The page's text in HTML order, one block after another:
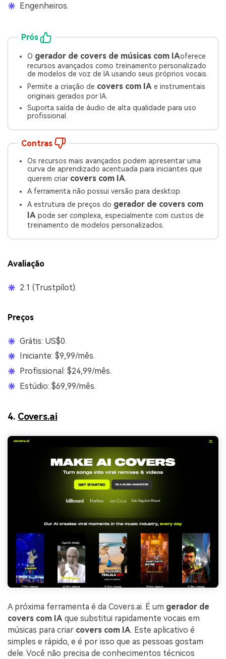
Engenheiros.
Prós
O gerador de covers de músicas com IAoferece
recursos avançados como treinamento personalizado
de modelos de voz de IA usando seus próprios vocais.
Permite a criação de covers com IA e instrumentais
originais gerados por IA.
Suporta saída de áudio de alta qualidade para uso
profissional.
Contras
Os recursos mais avançados podem apresentar uma
curva de aprendizado acentuada para iniciantes que
querem criar covers com IA
A ferramenta não possui versão para desktop.
A estrutura de preços do gerador de covers com
IA pode ser complexa, especialmente com custos de
treinamento de modelos personalizados.
Avaliação
2.1 (Trustpilot).
Preços
Grátis: US$0.
Iniciante: $9,99/mês.
Profissional: $24,99/mês.
Estúdio: $69,99/mês.
4. Covers.ai
A próxima ferramenta é da Covers.ai. É um gerador de
covers com IA que substitui rapidamente vocais em
músicas para criar covers com IA. Este aplicativo é
simples e rápido, e é por isso que as pessoas gostam
dele. Você não precisa de conhecimentos técnicos